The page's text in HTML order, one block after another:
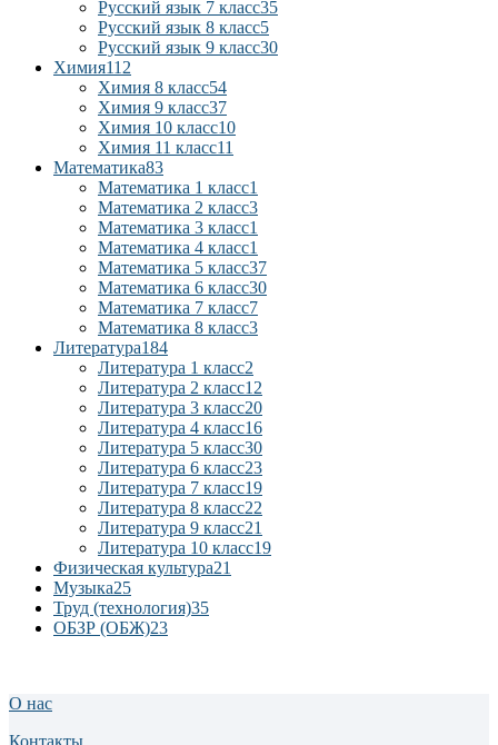
Русский язык 7 класс35
Русский язык 8 класс5
Русский язык 9 класс30
Химия112
Химия 8 класс54
Химия 9 класс37
Химия 10 класс10
Химия 11 класс11
Математика83
Математика 1 класс1
Математика 2 класс3
Математика 3 класс1
Математика 4 класс1
Математика 5 класс37
Математика 6 класс30
Математика 7 класс7
Математика 8 класс3
Литература184
Литература 1 класс2
Литература 2 класс12
Литература 3 класс20
Литература 4 класс16
Литература 5 класс30
Литература 6 класс23
Литература 7 класс19
Литература 8 класс22
Литература 9 класс21
Литература 10 класс19
Физическая культура21
Музыка25
Труд (технология)35
ОБЗР (ОБЖ)23
О нас